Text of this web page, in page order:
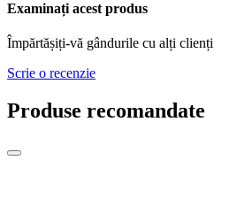
Examinați acest produs
Împărtășiți-vă gândurile cu alți clienți
Scrie o recenzie
Produse recomandate